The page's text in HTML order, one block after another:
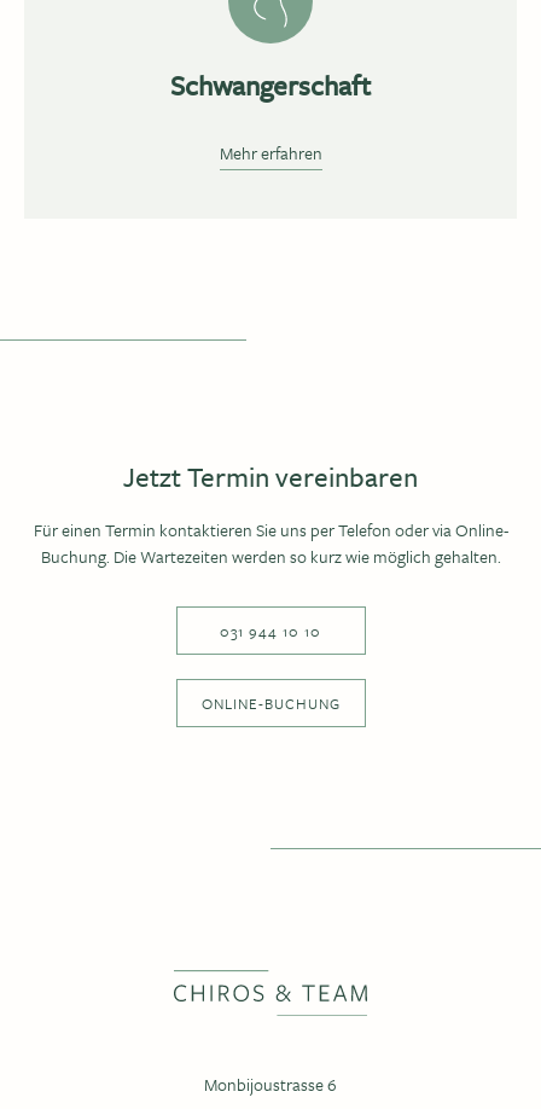
Schwangerschaft
Mehr erfahren
Jetzt Termin vereinbaren
Für einen Termin kontaktieren Sie uns per Telefon oder via Online-
Buchung. Die Wartezeiten werden so kurz wie möglich gehalten.
031 944 10 10
ONLINE-BUCHUNG
Monbijoustrasse 6